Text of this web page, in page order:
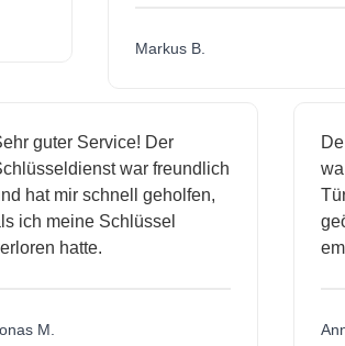
Markus B.
Sehr guter Service! Der
Schlüsseldienst war freundlich
und hat mir schnell geholfen,
als ich meine Schlüssel
verloren hatte.
Jonas M.